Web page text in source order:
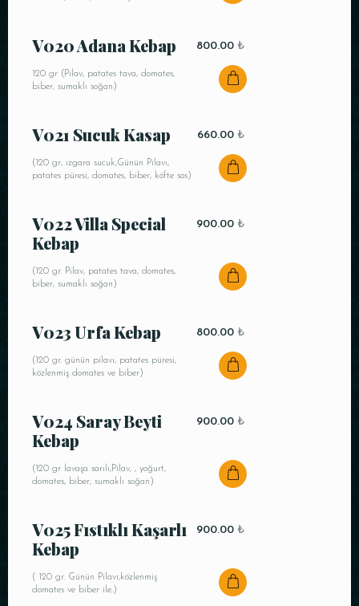
V020 Adana Kebap
120 gr (Pilav, patates tava, domates,
biber, sumaklı soğan)
800.00 ₺
V021 Sucuk Kasap
(120 gr, ızgara sucuk,Günün Pilavı,
patates püresi, domates, biber, köfte sos)
660.00 ₺
V022 Villa Special
Kebap
(120 gr. Pilav, patates tava, domates,
biber, sumaklı soğan)
900.00 ₺
V023 Urfa Kebap
(120 gr. günün pilavı, patates püresi,
közlenmiş domates ve biber)
800.00 ₺
V024 Saray Beyti
Kebap
(120 gr lavaşa sarılı,Pilav, , yoğurt,
domates, biber, sumaklı soğan)
900.00 ₺
V025 Fıstıklı Kaşarlı
Kebap
( 120 gr. Günün Pilavı,közlenmiş
domates ve biber ile.)
900.00 ₺